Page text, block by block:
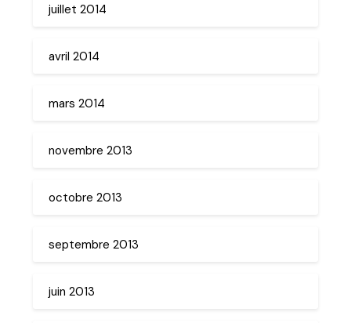
juillet 2014
avril 2014
mars 2014
novembre 2013
octobre 2013
septembre 2013
juin 2013